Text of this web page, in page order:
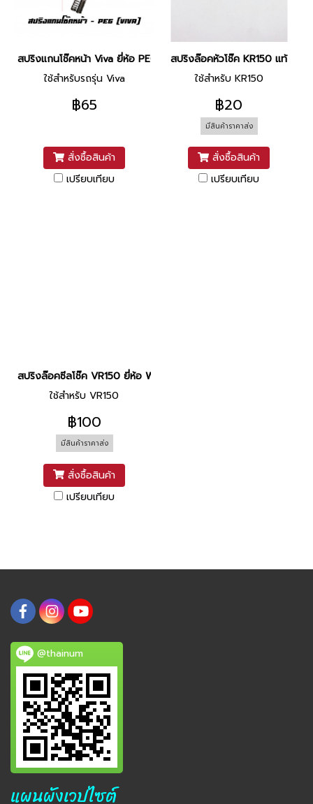
สปริงแกนโช๊คหน้า Viva ยี่ห้อ PEG
ใช้สำหรับรถรุ่น Viva
฿65
สั่งซื้อสินค้า
เปรียบเทียบ
สปริงล๊อคหัวโช๊ค KR150 แท้
ใช้สำหรับ KR150
฿20
มีสินค้าราคาส่ง
สั่งซื้อสินค้า
เปรียบเทียบ
สปริงล๊อคซีลโช๊ค VR150 ยี่ห้อ WASHI
ใช้สำหรับ VR150
฿100
มีสินค้าราคาส่ง
สั่งซื้อสินค้า
เปรียบเทียบ
@thainum
แผนผังเวปไซต์